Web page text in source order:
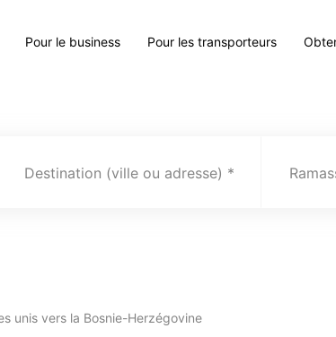
Pour le business Pour les transporteurs
Destination (ville ou adresse)
unis vers la Bosnie-Herzégovine